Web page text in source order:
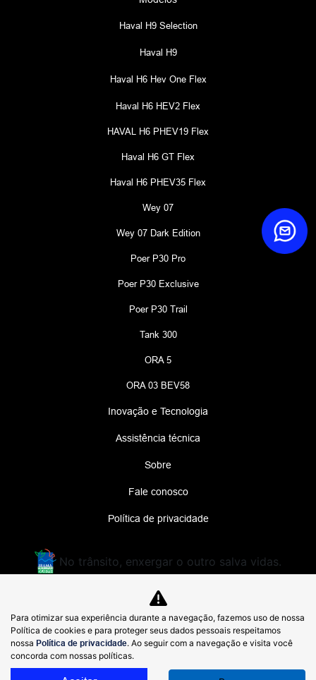
Haval H9 Selection
Haval H9
Haval H6 Hev One Flex
Haval H6 HEV2 Flex
HAVAL H6 PHEV19 Flex
Haval H6 GT Flex
Haval H6 PHEV35 Flex
Wey 07
Wey 07 Dark Edition
Poer P30 Pro
Poer P30 Exclusive
Poer P30 Trail
Tank 300
ORA 5
ORA 03 BEV58
Inovação e Tecnologia
Assistência técnica
Sobre
Fale conosco
Política de privacidade
No trânsito, enxergar o outro salva vidas.
MEGA MOTORS LTDA.
48.926.541/0001-71
Para otimizar sua experiência durante a navegação, fazemos uso de nossa
Política de cookies e para proteger seus dados pessoais respeitamos
nossa Política de privacidade. Ao seguir com a navegação e visita você
concorda com nossas políticas.